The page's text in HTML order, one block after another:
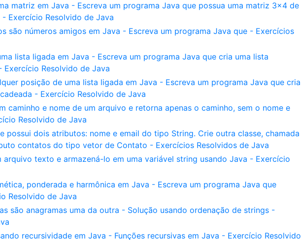
matriz em Java - Escreva um programa Java que possua uma matriz 3x4 de
Exercício Resolvido de Java
são números amigos em Java - Escreva um programa Java que - Exercícios
lista ligada em Java - Escreva um programa Java que cria uma lista
Exercício Resolvido de Java
posição de uma lista ligada em Java - Escreva um programa Java que cria
- Exercício Resolvido de Java
caminho e nome de um arquivo e retorna apenas o caminho, sem o nome e
Resolvido de Java
possui dois atributos: nome e email do tipo String. Crie outra classe, chamada
contatos do tipo vetor de Contato - Exercícios Resolvidos de Java
texto e armazená-lo em uma variável string usando Java - Exercício
ponderada e harmônica em Java - Escreva um programa Java que
Resolvido de Java
são anagramas uma da outra - Solução usando ordenação de strings -
recursividade em Java - Funções recursivas em Java - Exercício Resolvido